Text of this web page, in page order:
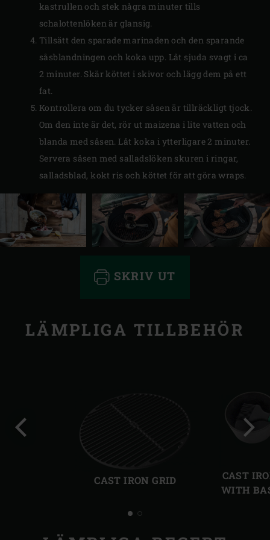
kastrullen och stek några minuter tills
schalottenlöken är glansig.
Tillsätt den sparade marinaden och den sparande
såsblandningen och koka upp. Låt sjuda svagt i ca
2 minuter. Skär köttet i skivor och lägg dem på ett
fat.
Kontrollera om du tycker såsen är tillräckligt tjock.
Om den inte är det, rör ut maizena i lite vatten och
blanda med såsen. Låt koka i ytterligare 2 minuter.
Servera såsen med salladslöken skuren i ringar,
salladsblad, kokt ris och köttet för att göra wraps.
SKRIV UT
LÄMPLIGA TILLBEHÖR
CAST IRON GRID
CAST
WITH